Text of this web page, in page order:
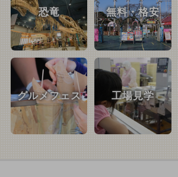
恐竜 無料・格安
グルメフェス 工場見学